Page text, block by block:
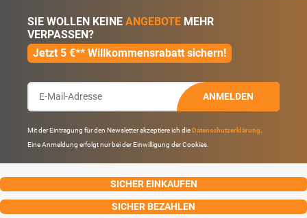
SIE WOLLEN KEINE ANGEBOTE MEHR
VERPASSEN?
Jetzt 5 €** Willkommensrabatt sichern!
ANMELDEN
Mit der Eintragung für den Newsletter akzeptiere ich dieDatenschutzerklärung
Eine Anmeldung erfolgt nur bei der Einwilligung der Cookies.
SICHER EINKAUFEN
SICHER BEZAHLEN